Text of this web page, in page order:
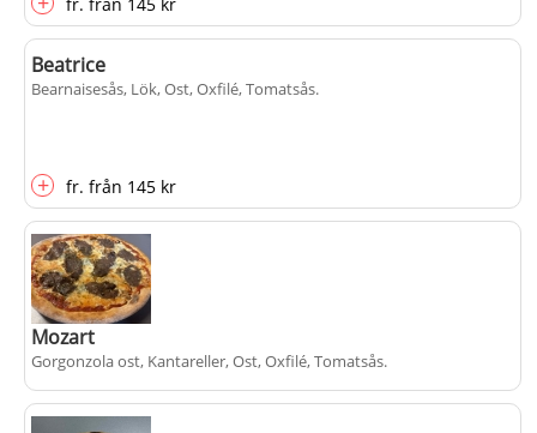
Beatrice
Bearnaisesås, Lök, Ost, Oxfilé, Tomatsås.
+ fr. från 145 kr
Mozart
Gorgonzola ost, Kantareller, Ost, Oxfilé, Tomatsås.